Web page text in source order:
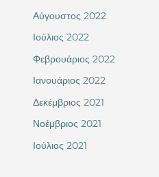
Αύγουστος 2022
Ιούλιος 2022
Φεβρουάριος 2022
Ιανουάριος 2022
Δεκέμβριος 2021
Νοέμβριος 2021
Ιούλιος 2021